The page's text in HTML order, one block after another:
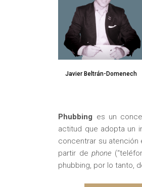
Javier Beltrán-Domenech
Phubbing es un
actitud que adopta un
concentrar su atención
partir de phone
phubbing, por lo tanto,